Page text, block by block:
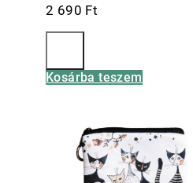
2 690 Ft
Kosárba teszem